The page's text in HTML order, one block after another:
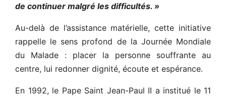
de continuer malgré les difficultés. »
Au-delà de l’assistance matérielle, cette initiative
rappelle le sens profond de la Journée Mondiale
du Malade : placer la personne souffrante au
centre, lui redonner dignité, écoute et espérance.
En 1992, le Pape Saint Jean-Paul II a institué le 11